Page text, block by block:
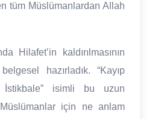
tüm Müslümanlardan Allah
Hilafet’in kaldırılmasının
hazırladık. “Kayıp
İstikbale” isimli bu uzun
için ne anlam